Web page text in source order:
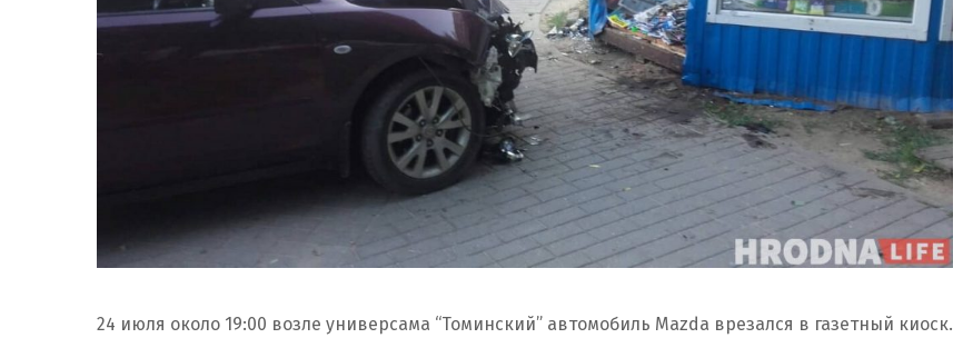
24 июля около 19:00 возле универсама “Томинский” автомобиль Mazda врезался в газетный киоск.